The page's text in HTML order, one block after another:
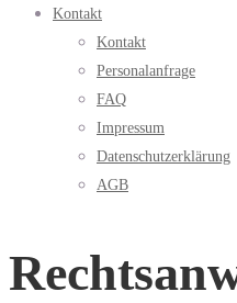
Kontakt
Kontakt
Personalanfrage
FAQ
Impressum
Datenschutzerklärung
AGB